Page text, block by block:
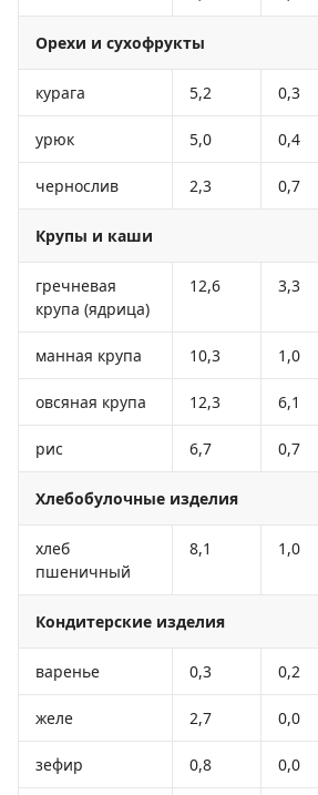
Орехи и сухофрукты
курага 5,2 0,3
урюк 5,0 0,4
чернослив 2,3 0,7
Крупы и каши
гречневая
крупа (ядрица)
12,6 3,3
манная крупа 10,3 1,0
овсяная крупа 12,3 6,1
рис 6,7 0,7
Хлебобулочные изделия
хлеб
пшеничный
8,1 1,0
Кондитерские изделия
варенье 0,3 0,2
желе 2,7 0,0
зефир 0,8 0,0